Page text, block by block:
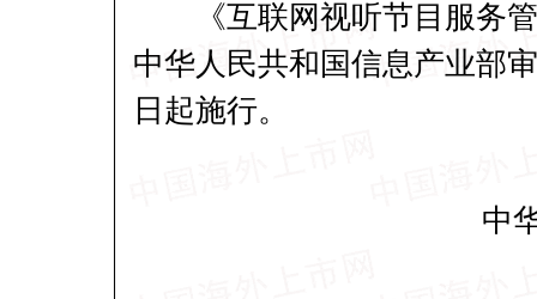
《互联网视听节目服务管
中华人民共和国信息产业部
日起施行。
中